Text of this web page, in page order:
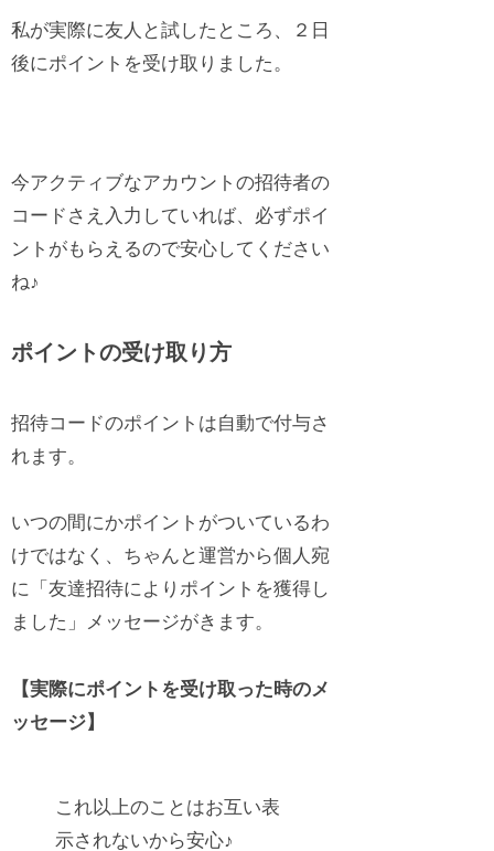
私が実際に友人と試したところ、２日
後にポイントを受け取りました。
今アクティブなアカウントの招待者の
コードさえ入力していれば、必ずポイ
ントがもらえるので安心してください
ね♪
ポイントの受け取り方
招待コードのポイントは自動で付与さ
れます。
いつの間にかポイントがついているわ
けではなく、ちゃんと運営から個人宛
に「友達招待によりポイントを獲得し
ました」メッセージがきます。
【実際にポイントを受け取った時のメ
ッセージ】
これ以上のことはお互い表
示されないから安心♪